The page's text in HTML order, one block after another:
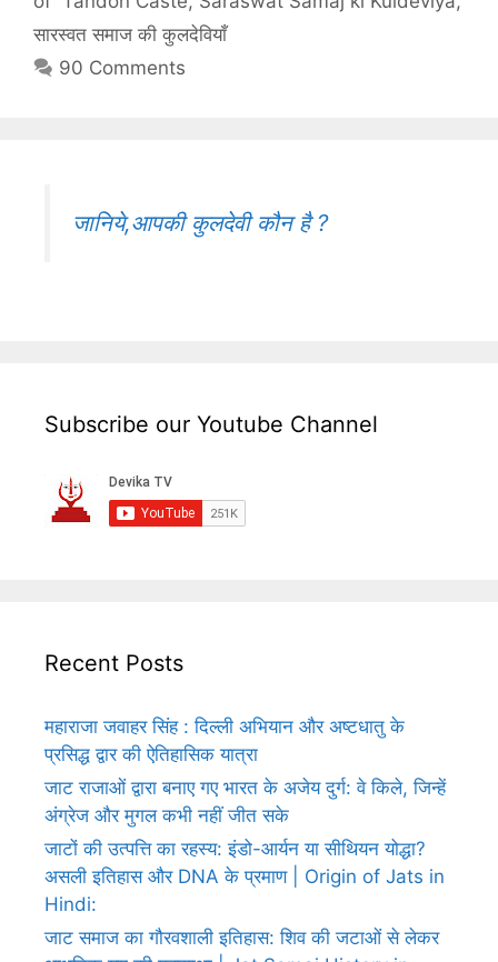
सारस्वत समाज की कुलदेवियाँ
90 Comments
जानिये,आपकी कुलदेवी कौन है ?
Subscribe our Youtube Channel
Recent Posts
महाराजा जवाहर सिंह : दिल्ली अभियान और अष्टधातु के
प्रसिद्ध द्वार की ऐतिहासिक यात्रा
जाट राजाओं द्वारा बनाए गए भारत के अजेय दुर्ग: वे किले, जिन्हें
अंग्रेज और मुगल कभी नहीं जीत सके
जाटों की उत्पत्ति का रहस्य: इंडो-आर्यन या सीथियन योद्धा?
असली इतिहास और DNA के प्रमाण | Origin of Jats in
Hindi:
जाट समाज का गौरवशाली इतिहास: शिव की जटाओं से लेकर